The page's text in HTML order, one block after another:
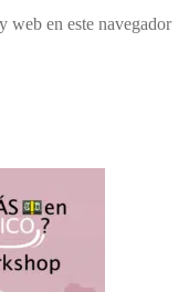
web en este navegador